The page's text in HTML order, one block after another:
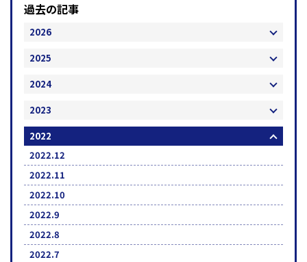
過去の記事
2026
2025
2024
2023
2022
2022.12
2022.11
2022.10
2022.9
2022.8
2022.7